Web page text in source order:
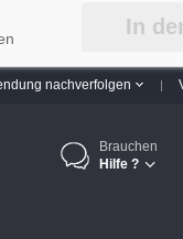
nachverfolgen
Brauchen
Hilfe ?
In